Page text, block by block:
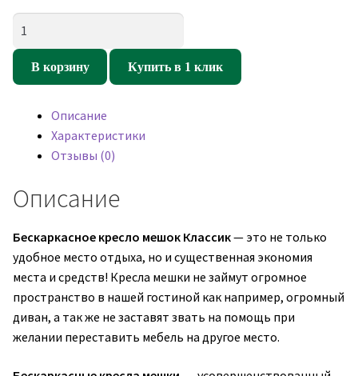
Кресло
мешок
Синий
(оксфорд/
дюспо)
В корзину Купить в 1 клик
Описание
Характеристики
Отзывы (0)
Описание
Бескаркасное кресло мешок Классик— это не только
удобное место отдыха, но и существенная экономия
места и средств! Кресла мешки не займут огромное
пространство в нашей гостиной как например, огромный
диван, а так же не заставят звать на помощь при
желании переставить мебель на другое место.